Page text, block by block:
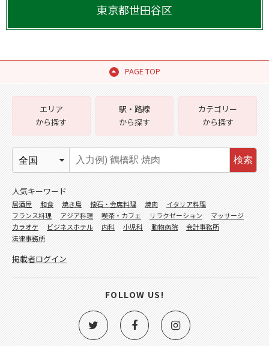
東京都世田谷区
PAGE TOP
エリア
から探す
駅・路線
から探す
カテゴリー
から探す
検索
人気キーワード
居酒屋 和食 焼き鳥 懐石・会席料理 焼肉
イタリア料理
フランス料理
アジア料理 喫茶・カフェ リラクゼーション
マッサージ
カラオケ
ビジネスホテル 内科 小児科 動物病院
会計事務所
法律事務所
掲載者ログイン
FOLLOW US!